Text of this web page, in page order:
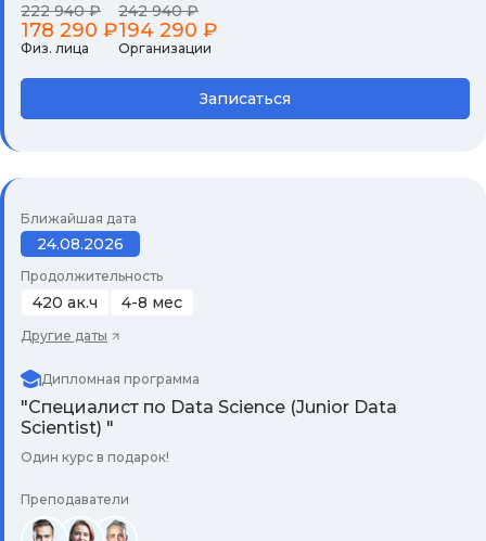
222 940 ₽
178 290 ₽
Физ. лица
242 940 ₽
194 290 ₽
Организации
Записаться
Ближайшая дата
24.08.2026
Продолжительность
420 ак.ч 4-8 мес
Другие даты
Дипломная программа
"Специалист по Data Science (Junior Data
Scientist) "
Один курс в подарок!
Преподаватели